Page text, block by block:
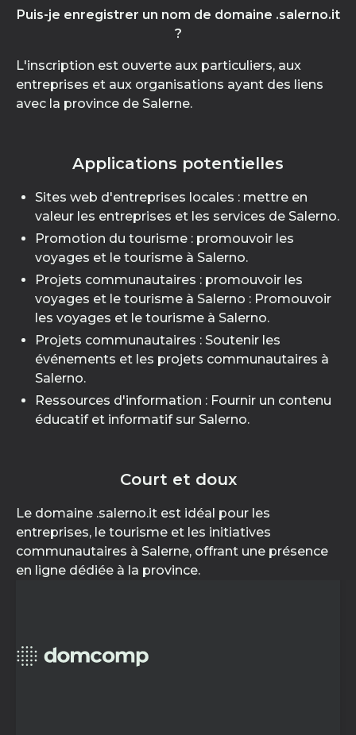
Puis-je enregistrer un nom de domaine .salerno.it
?
L'inscription est ouverte aux particuliers, aux
entreprises et aux organisations ayant des liens
avec la province de Salerne.
Applications potentielles
Sites web d'entreprises locales : mettre en
valeur les entreprises et les services de Salerno.
Promotion du tourisme : promouvoir les
voyages et le tourisme à Salerno.
Projets communautaires : promouvoir les
voyages et le tourisme à Salerno : Promouvoir
les voyages et le tourisme à Salerno.
Projets communautaires : Soutenir les
événements et les projets communautaires à
Salerno.
Ressources d'information : Fournir un contenu
éducatif et informatif sur Salerno.
Court et doux
Le domaine .salerno.it est idéal pour les
entreprises, le tourisme et les initiatives
communautaires à Salerne, offrant une présence
en ligne dédiée à la province.